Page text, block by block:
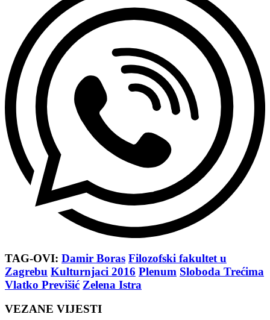
TAG-OVI: Damir Boras Filozofski fakultet u
Zagrebu Kulturnjaci 2016 Plenum Sloboda Trećima
Vlatko Previšić Zelena Istra
VEZANE VIJESTI